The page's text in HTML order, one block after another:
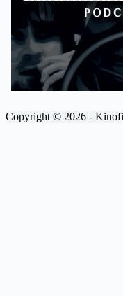
Copyright © 2026 -